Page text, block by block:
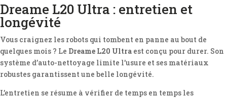
Dreame L20 Ultra : entretien et
longévité
Vous craignez les robots qui tombent en panne au bout de
quelques mois ? Le Dreame L20 Ultra est conçu pour durer. Son
système d’auto-nettoyage limite l’usure et ses matériaux
robustes garantissent une belle longévité.
L’entretien se résume à vérifier de temps en temps les